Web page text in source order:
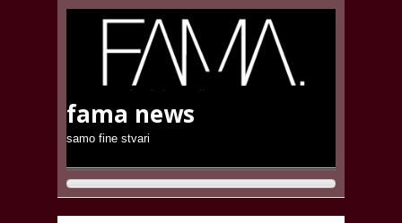
fama news
samo fine stvari